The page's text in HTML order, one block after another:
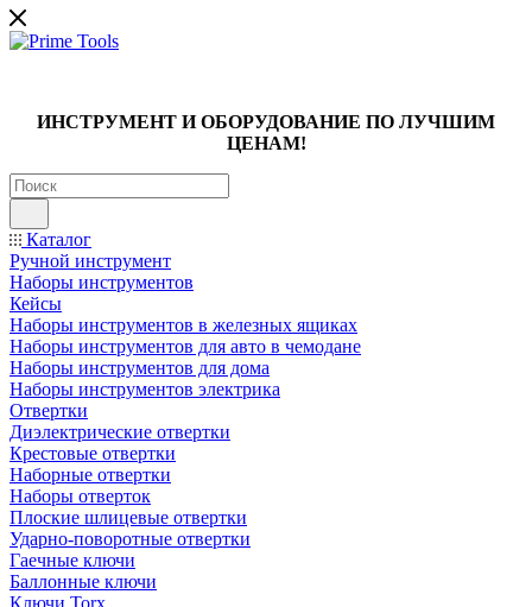
ИНСТРУМЕНТ И ОБОРУДОВАНИЕ ПО ЛУЧШИМ
ЦЕНАМ!
Каталог
Ручной инструмент
Наборы инструментов
Кейсы
Наборы инструментов в железных ящиках
Наборы инструментов для авто в чемодане
Наборы инструментов для дома
Наборы инструментов электрика
Отвертки
Диэлектрические отвертки
Крестовые отвертки
Наборные отвертки
Наборы отверток
Плоские шлицевые отвертки
Ударно-поворотные отвертки
Гаечные ключи
Баллонные ключи
Ключи Torx